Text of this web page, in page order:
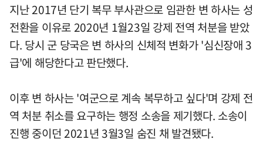
지난 2017년 단기 복무 부사관으로 임관한 변 하사는 성
전환을 이유로 2020년 1월23일 강제 전역 처분을 받았
다. 당시 군 당국은 변 하사의 신체적 변화가 '심신장애 3
급'에 해당한다고 판단했다.
이후 변 하사는 '여군으로 계속 복무하고 싶다'며 강제 전
역 처분 취소를 요구하는 행정 소송을 제기했다. 소송이
진행 중이던 2021년 3월3일 숨진 채 발견됐다.